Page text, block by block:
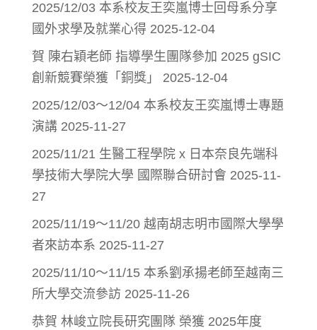
2025/12/03 本系校友王奕嵐博士回母系分享
國外求學及就業心得 2025-12-04
賀 陳右穎老師 指導學生團隊參加 2025 gSIC
創新競賽榮獲「銅獎」
2025-12-04
2025/12/03～12/04 本系校友王奕嵐博士專題
演講 2025-11-27
2025/11/21 生醫工程學院 x 日本奈良先端科
學技術大學院大學 國際聯合研討會 2025-11-
27
2025/11/19～11/20 越南胡志明市國際大學學
者來訪本系 2025-11-27
2025/11/10～11/15 本系劉承揚老師至越南三
所大學交流參訪 2025-11-26
恭賀 林峻立院長研究團隊 榮獲 2025年度